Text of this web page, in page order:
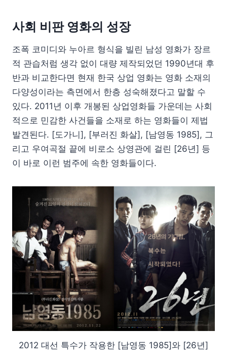
사회 비판 영화의 성장
조폭 코미디와 누아르 형식을 빌린 남성 영화가 장르
적 관습처럼 생각 없이 대량 제작되었던 1990년대 후
반과 비교한다면 현재 한국 상업 영화는 영화 소재의
다양성이라는 측면에서 한층 성숙해졌다고 말할 수
있다. 2011년 이후 개봉된 상업영화들 가운데는 사회
적으로 민감한 사건들을 소재로 하는 영화들이 제법
발견된다. [도가니], [부러진 화살], [남영동 1985], 그
리고 우여곡절 끝에 비로소 상영관에 걸린 [26년] 등
이 바로 이런 범주에 속한 영화들이다.
2012 대선 특수가 작용한 [남영동 1985]와 [26년]